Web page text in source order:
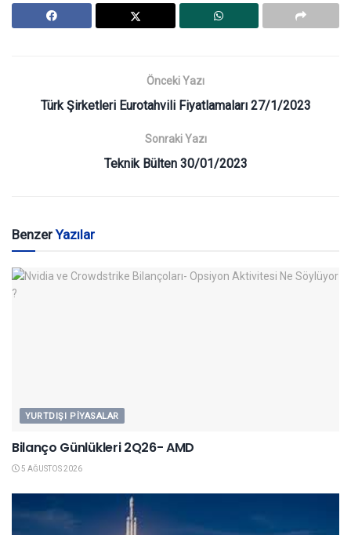
Önceki Yazı
Türk Şirketleri Eurotahvili Fiyatlamaları 27/1/2023
Sonraki Yazı
Teknik Bülten 30/01/2023
BenzerYazılar
YURTDIŞI PIYASALAR
Bilanço Günlükleri 2Q26- AMD
5 AĞUSTOS 2026